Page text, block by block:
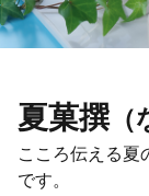
夏菓撰（
こころ伝える夏
です。